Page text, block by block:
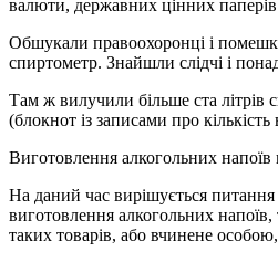
валюти, державних цінних паперів
Обшукали правоохоронці і
спиртометр. Знайшли слідчі і
Там ж вилучили більше ста літрів
(блокнот із записами про
Виготовлення алкогольних напоїв
На даний час вирішується
виготовлення алкогольних
таких товарів, або вчинене